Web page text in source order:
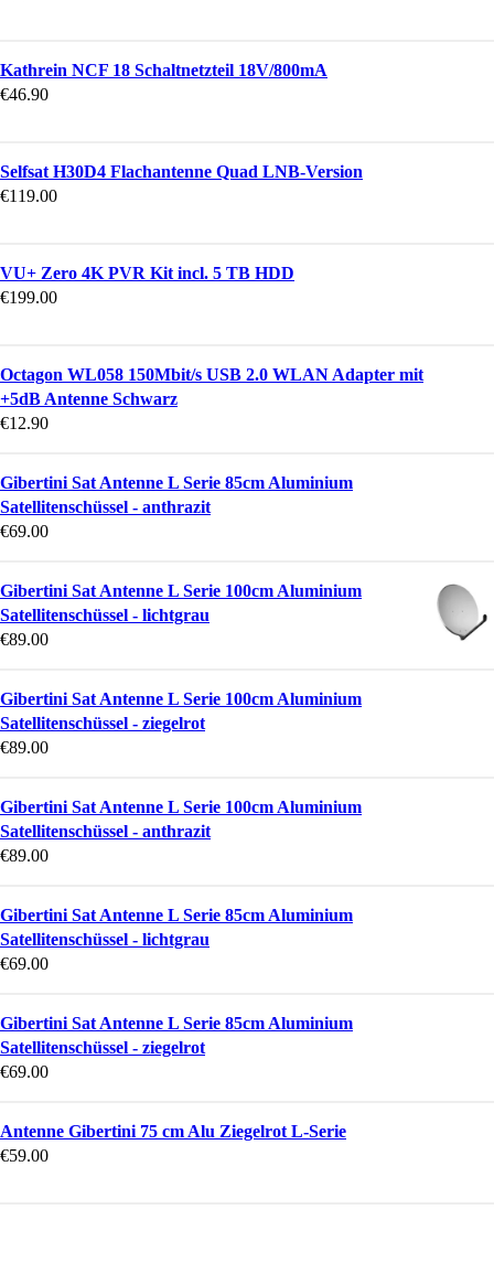
Kathrein NCF 18 Schaltnetzteil 18V/800mA
€46.90
Selfsat H30D4 Flachantenne Quad LNB-Version
€119.00
VU+ Zero 4K PVR Kit incl. 5 TB HDD
€199.00
Octagon WL058 150Mbit/s USB 2.0 WLAN Adapter mit
+5dB Antenne Schwarz
€12.90
Gibertini Sat Antenne L Serie 85cm Aluminium
Satellitenschüssel - anthrazit
€69.00
Gibertini Sat Antenne L Serie 100cm Aluminium
Satellitenschüssel - lichtgrau
€89.00
Gibertini Sat Antenne L Serie 100cm Aluminium
Satellitenschüssel - ziegelrot
€89.00
Gibertini Sat Antenne L Serie 100cm Aluminium
Satellitenschüssel - anthrazit
€89.00
Gibertini Sat Antenne L Serie 85cm Aluminium
Satellitenschüssel - lichtgrau
€69.00
Gibertini Sat Antenne L Serie 85cm Aluminium
Satellitenschüssel - ziegelrot
€69.00
Antenne Gibertini 75 cm Alu Ziegelrot L-Serie
€59.00